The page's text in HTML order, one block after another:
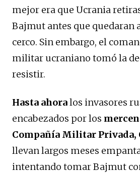
mejor era que Ucrania
Bajmut antes que quedaran
cerco. Sin embargo, el
militar ucraniano tomó la
resistir.
Hasta ahoralos invasores
encabezados por los
Compañía Militar Privada,
llevan largos meses
intentando tomar Bajmut